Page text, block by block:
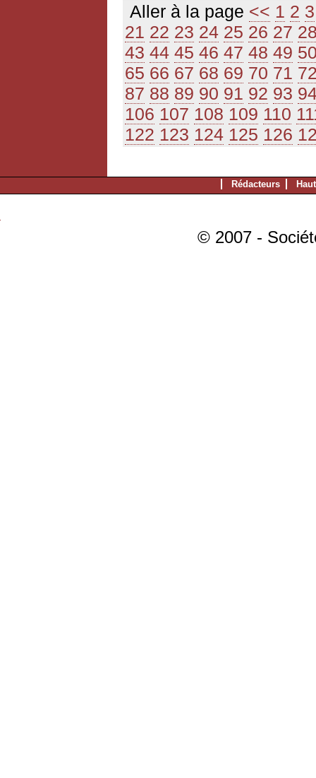
Aller à la page << 1 2 3
21 22 23 24 25 26 27
43 44 45 46 47 48 49
65 66 67 68 69 70 71
87 88 89 90 91 92 93
106 107 108 109 110
122 123 124 125 126
Rédacteurs
© 2007 -